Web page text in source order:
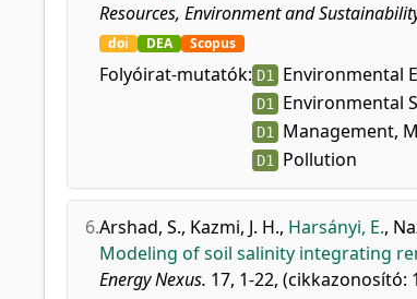
Resources, Environment and
doi DEA Scopus
Folyóirat-mutatók: D1 Environmental
D1 Environmental
D1 Management,
D1 Pollution
6.Arshad, S., Kazmi, J. H., Harsányi, E.,
Modeling of soil salinity integrating
Energy Nexus. 17, 1-22, (cikkazonosító: